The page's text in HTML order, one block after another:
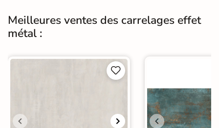
Carrelage sol cuisine
Carrelage salon moderne
Carrelage Chambre
Meilleures ventes des carrelages effet
métal :

